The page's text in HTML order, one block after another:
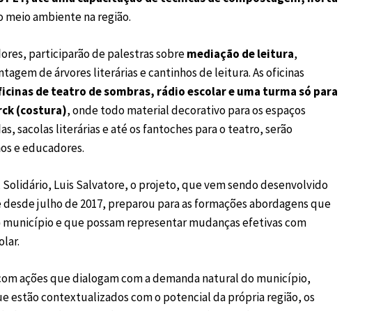
meio ambiente na região.
participarão de palestras sobremediação de leitura,
de árvores literárias e cantinhos de leitura. As oficinas
de teatro de sombras, rádio escolar e uma turma só para
(costura), onde todo material decorativo para os espaços
sacolas literárias e até os fantoches para o teatro, serão
e educadores.
Luis Salvatore, o projeto, que vem sendo desenvolvido
julho de 2017, preparou para as formações abordagens que
e que possam representar mudanças efetivas com
ações que dialogam com a demanda natural do município,
estão contextualizados com o potencial da própria região, os